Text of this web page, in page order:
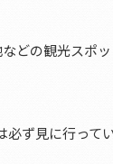
どの観光スポ
必ず見に行って